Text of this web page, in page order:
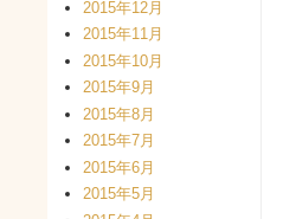
2015年12月
2015年11月
2015年10月
2015年9月
2015年8月
2015年7月
2015年6月
2015年5月